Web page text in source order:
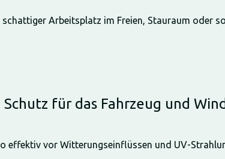
schattiger Arbeitsplatz im Freien, Stauraum oder
Schutz für das Fahrzeug und
effektiv vor Witterungseinflüssen und UV-